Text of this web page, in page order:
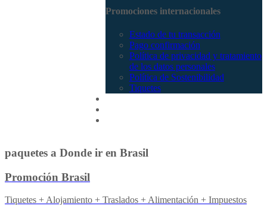
Promociones internacionales
Estado de tu transacción
Pago confirmación
Política de privacidad y tratamiento
de los datos personales
Política de Sostenibilidad
Tiquetes
paquetes a Donde ir en Brasil
Promoción Brasil
Tiquetes + Alojamiento + Traslados + Alimentación + Impuestos